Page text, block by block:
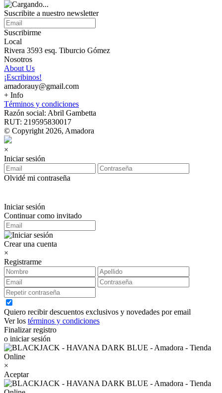
Suscribite a nuestro newsletter
Suscribirme
Local
Rivera 3593 esq. Tiburcio Gómez
Nosotros
About Us
¡Escribinos!
amadorauy@gmail.com
+ Info
Términos y condiciones
Razón social: Abril Gambetta
RUT: 219595830017
© Copyright 2026, Amadora
×
Iniciar sesión
Olvidé mi contraseña
Iniciar sesión
Continuar como invitado
Crear una cuenta
×
Registrarme
Quiero recibir descuentos exclusivos y novedades por email
Ver los términos y condiciones
Finalizar registro
o iniciar sesión
×
Aceptar